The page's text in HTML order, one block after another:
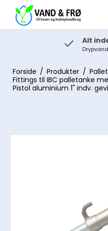
Alt
Forside / Produkter /
Fittings til IBC palletanke
Pistol aluminium 1" indv.